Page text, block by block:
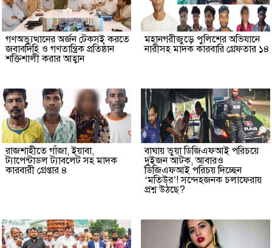
গণঅভ্যুত্থানের অর্জন টেকসই করতে
জবাবদিহি ও গণতান্ত্রিক প্রতিষ্ঠান
শক্তিশালী করার আহ্বান
মহানগরীজুড়ে পুলিশের অভিযানে
নারীসহ মাদক কারবারি গ্রেফতার ১৪
রাজশাহীতে গাঁজা, ইয়াবা,
ট্যাপেন্টাডল ট্যাবলেট সহ মাদক
কারবারী গ্রেপ্তার ৪
বাঘায় ভুয়া ডিজিএফআই পরিচয়ে
দুইজন আটক, আবারও
ডিজিএফআই পরিচয় দিচ্ছেন
‘মতিউর’! সন্দেহজনক চলাফেরায়
প্রশ্ন উঠছে?